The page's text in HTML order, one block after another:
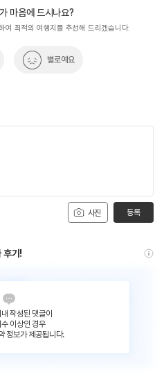
마음에 드시나요?
여 최적의 여행지를 추천해 드리겠습니다.
별로예요
사진 등록
후기!
작성된 댓글이
이상인 경우
정보가 제공됩니다.